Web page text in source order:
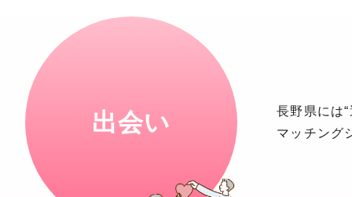
出会い
長野県には
マッチング